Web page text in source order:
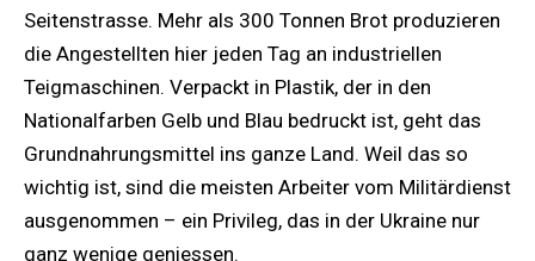
Seitenstrasse. Mehr als 300 Tonnen Brot produzieren
die Angestellten hier jeden Tag an industriellen
Teigmaschinen. Verpackt in Plastik, der in den
Nationalfarben Gelb und Blau bedruckt ist, geht das
Grundnahrungsmittel ins ganze Land. Weil das so
wichtig ist, sind die meisten Arbeiter vom Militärdienst
ausgenommen – ein Privileg, das in der Ukraine nur
ganz wenige geniessen.